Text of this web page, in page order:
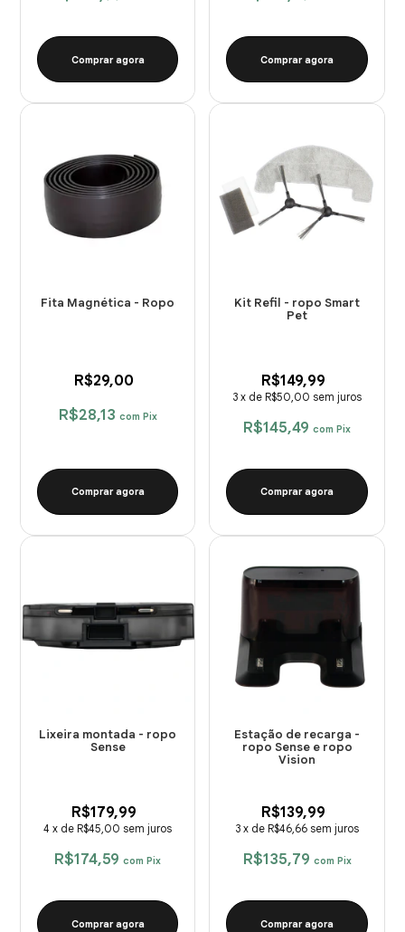
Comprar agora Comprar agora
Fita Magnética - Ropo
R$29,00
R$28,13 com Pix
Comprar agora
Kit Refil - ropo Smart
Pet
R$149,99
R$145,49com Pix
3 x de R$50,00 sem juros
Comprar agora
Lixeira montada - ropo
Sense
R$179,99
R$174,59com Pix
4 x de R$45,00 sem juros
Comprar agora
Estação de recarga -
ropo Sense e ropo
Vision
R$139,99
R$135,79 com Pix
3 x de R$46,66 sem juros
Comprar agora